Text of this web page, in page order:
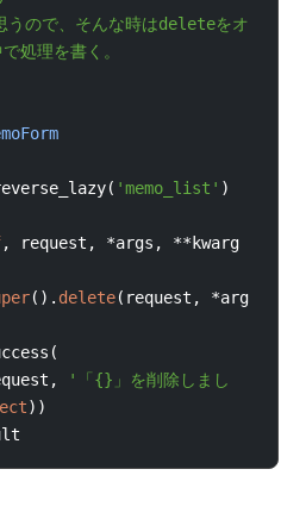
処理を書く。
( 'memo_list' )
, request , *args , ** kwarg
(). delete( request , *arg
(
,
'「{}」を削除しまし
))